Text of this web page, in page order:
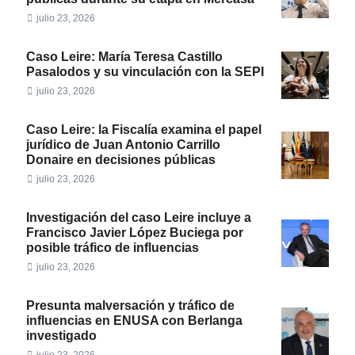
julio 23, 2026
Caso Leire: María Teresa Castillo
Pasalodos y su vinculación con la SEPI
julio 23, 2026
Caso Leire: la Fiscalía examina el papel
jurídico de Juan Antonio Carrillo
Donaire en decisiones públicas
julio 23, 2026
Investigación del caso Leire incluye a
Francisco Javier López Buciega por
posible tráfico de influencias
julio 23, 2026
Presunta malversación y tráfico de
influencias en ENUSA con Berlanga
investigado